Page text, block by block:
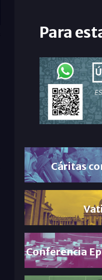
Para
Cáritas
Conferencia